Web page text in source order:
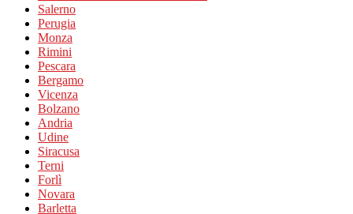
Salerno
Perugia
Monza
Rimini
Pescara
Bergamo
Vicenza
Bolzano
Andria
Udine
Siracusa
Terni
Forlì
Novara
Barletta